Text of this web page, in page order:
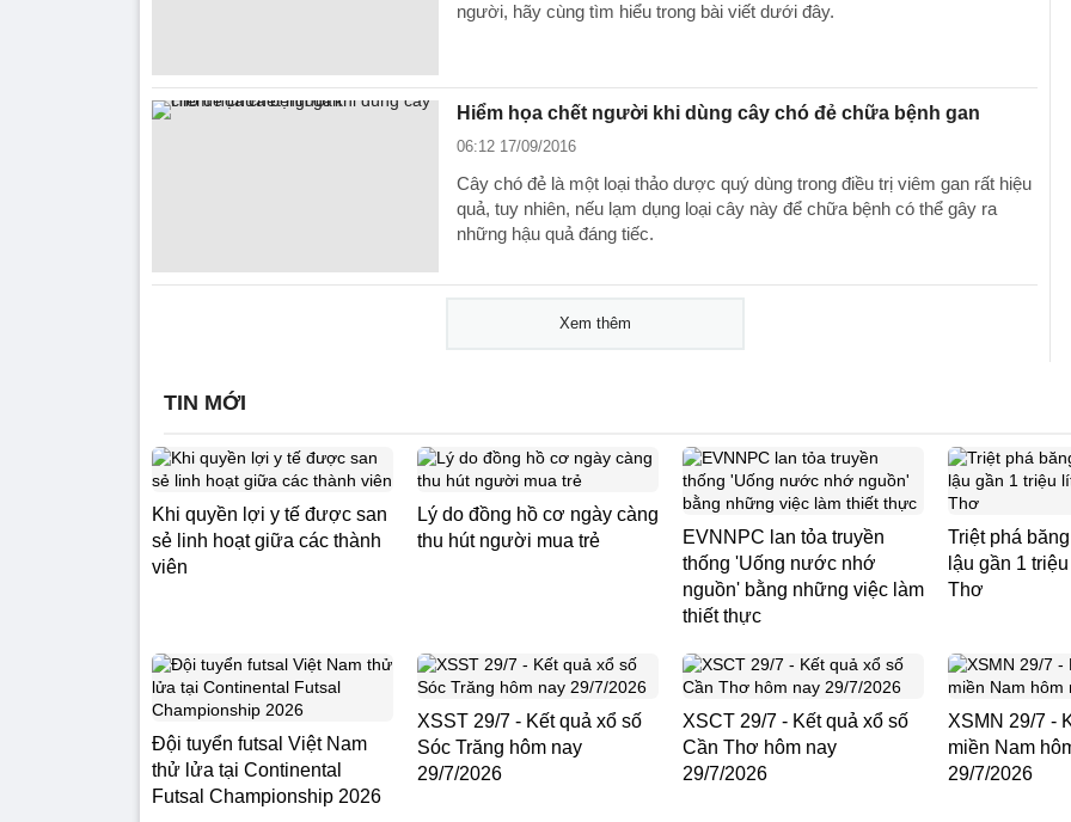
người, hãy cùng tìm hiểu trong bài viết dưới đây.
Hiểm họa chết người khi dùng cây chó đẻ chữa bệnh gan
06:12 17/09/2016
Cây chó đẻ là một loại thảo dược quý dùng trong điều trị viêm gan rất hiệu
quả, tuy nhiên, nếu lạm dụng loại cây này để chữa bệnh có thể gây ra
những hậu quả đáng tiếc.
Xem thêm
TIN MỚI
Khi quyền lợi y tế được san
sẻ linh hoạt giữa các thành
viên
Lý do đồng hồ cơ ngày càng
thu hút người mua trẻ
EVNNPC lan tỏa truyền
thống 'Uống nước nhớ
nguồn' bằng những việc làm
thiết thực
Triệt phá
lậu gần 1
Thơ
Đội tuyển futsal Việt Nam
thử lửa tại Continental
Futsal Championship 2026
XSST 29/7 - Kết quả xổ số
Sóc Trăng hôm nay
29/7/2026
XSCT 29/7 - Kết quả xổ số
Cần Thơ hôm nay
29/7/2026
XSMN 29/7 -
miền Nam
29/7/2026